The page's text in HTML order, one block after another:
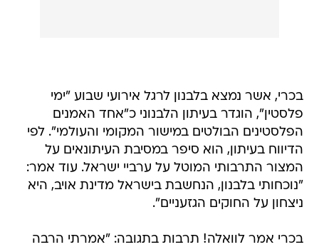
בכרי, אשר נמצא בלבנון לרגל אירועי שבוע "ימי
פלסטין", הוגדר בעיתון הלבנוני כ"אחד האמנים
הפלסטינים הבולטים במישור המקומי והעולמי". לפי
הדיווח בעיתון, הוא סיפר במסיבת העיתונאים על
המצור התרבותי המוטל על ערביי ישראל. עוד אמר:
"נוכחותי בלבנון, הנחשבת בישראל מדינת אויב, היא
ניצחון על החוקים הגזעניים".
בכרי אמר לוואלה! תרבות בתגובה: "אמרתי הרבה